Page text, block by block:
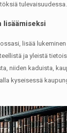
tulevaisuudessa.
lisäämiseksi
lisää lukeminen
ja yleistä
niiden kaduista,
kyseisessä